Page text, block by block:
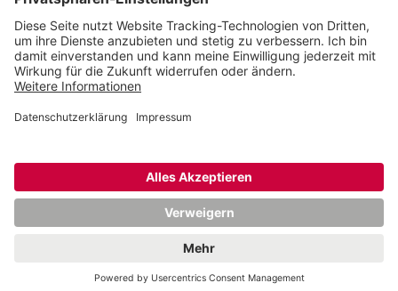
© 2026 Gemeinnützige Wohnungsbaugenossenschaft
Schwerte eG
Seitenanfang
Anfahrt Impressum Datenschutz